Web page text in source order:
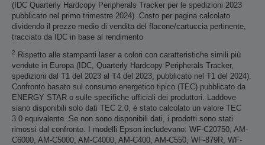
(IDC Quarterly Hardcopy Peripherals Tracker per le spedizioni 2023
pubblicato nel primo trimestre 2024). Costo per pagina calcolato
dividendo il prezzo medio di vendita del flacone/cartuccia pertinente,
tracciato da IDC in base al rendimento
2
Rispetto alle stampanti laser a colori con caratteristiche simili più
vendute in Europa (IDC, Quarterly Hardcopy Peripherals Tracker,
spedizioni dal T1 del 2023 al T4 del 2023, pubblicato nel T1 del 2024).
Confronto basato sul consumo energetico tipico (TEC) pubblicato da
ENERGY STAR o sulle specifiche ufficiali dei produttori. Laddove
siano disponibili solo dati TEC 2.0, è stato calcolato un valore TEC
3.0 equivalente. Se non sono disponibili dati, i prodotti sono stati
rimossi dal confronto. I modelli Epson includevano: WF-C20750, AM-
C6000, AM-C5000, AM-C4000, AM-C400, AM-C550, WF-879R, WF-